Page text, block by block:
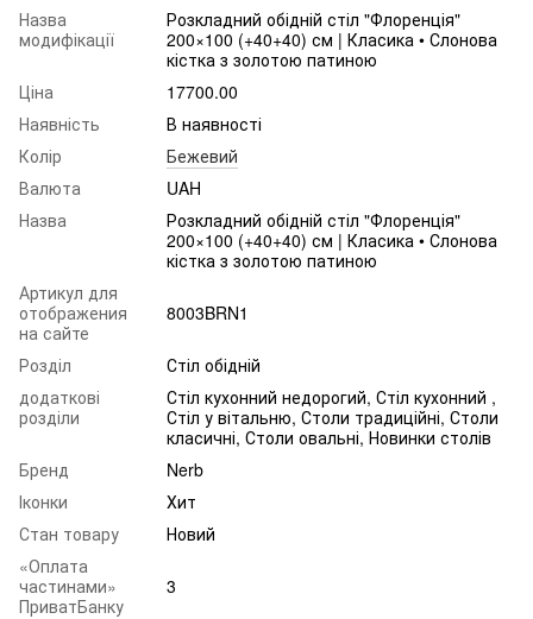
Назва
модифікації
Розкладний обідній стіл "Флоренція"
200×100 (+40+40) см | Класика • Слонова
кістка з золотою патиною
Ціна
17700.00
Наявність
В наявності
Колір
Бежевий
Валюта
UAH
Назва
Розкладний обідній стіл "Флоренція"
200×100 (+40+40) см | Класика • Слонова
кістка з золотою патиною
Артикул для
отображения
на сайте
8003BRN1
Розділ
Стіл обідній
додаткові
розділи
Стіл кухонний недорогий, Стіл кухонний ,
Стіл у вітальню, Столи традиційні, Столи
класичні, Столи овальні, Новинки столів
Бренд
Nerb
Іконки
Хит
Стан товару
Новий
«Оплата
частинами»
ПриватБанку
3